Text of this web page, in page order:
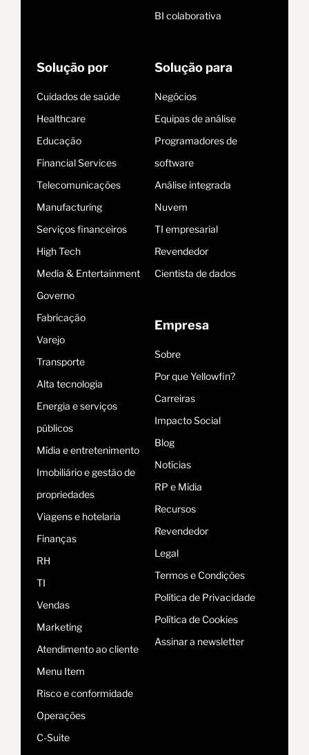
BI colaborativa
Solução por
Cuidados de saúde
Healthcare
Educação
Financial Services
Telecomunicações
Manufacturing
Serviços financeiros
High Tech
Media & Entertainment
Governo
Fabricação
Varejo
Transporte
Alta tecnologia
Energia e serviços
públicos
Mídia e entretenimento
Imobiliário e gestão de
propriedades
Viagens e hotelaria
Finanças
RH
TI
Vendas
Marketing
Atendimento ao cliente
Menu Item
Risco e conformidade
Operações
C-Suite
Solução para
Negócios
Equipas de análise
Programadores de
software
Análise integrada
Nuvem
TI empresarial
Revendedor
Cientista de dados
Empresa
Sobre
Por que Yellowfin?
Carreiras
Impacto Social
Blog
Notícias
RP e Mídia
Recursos
Revendedor
Legal
Termos e Condições
Política de Privacidade
Política de Cookies
Assinar a newsletter